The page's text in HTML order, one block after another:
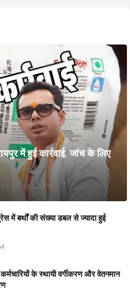
में हुई कार्रवाई, जांच के लिए
10:09:00 PM
में बर्थों की संख्या डबल से ज्यादा हुई
के स्थायी वर्गीकरण और वेतनमान